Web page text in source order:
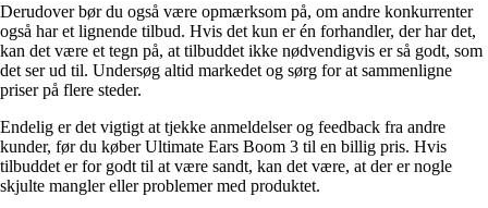
Derudover bør du også være opmærksom på, om andre konkurrenter
også har et lignende tilbud. Hvis det kun er én forhandler, der har det,
kan det være et tegn på, at tilbuddet ikke nødvendigvis er så godt, som
det ser ud til. Undersøg altid markedet og sørg for at sammenligne
priser på flere steder.
Endelig er det vigtigt at tjekke anmeldelser og feedback fra andre
kunder, før du køber Ultimate Ears Boom 3 til en billig pris. Hvis
tilbuddet er for godt til at være sandt, kan det være, at der er nogle
skjulte mangler eller problemer med produktet.